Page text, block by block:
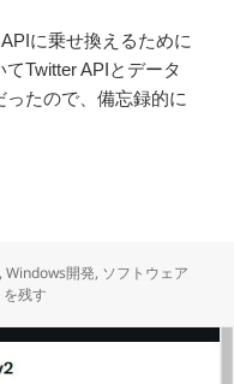
に乗せ換えるために
Twitter APIとデータ
たので、備忘録的に
のユースケースの書き方
,Windows開発, ソフトウェア
利用申請時のユースケースの書
を残す